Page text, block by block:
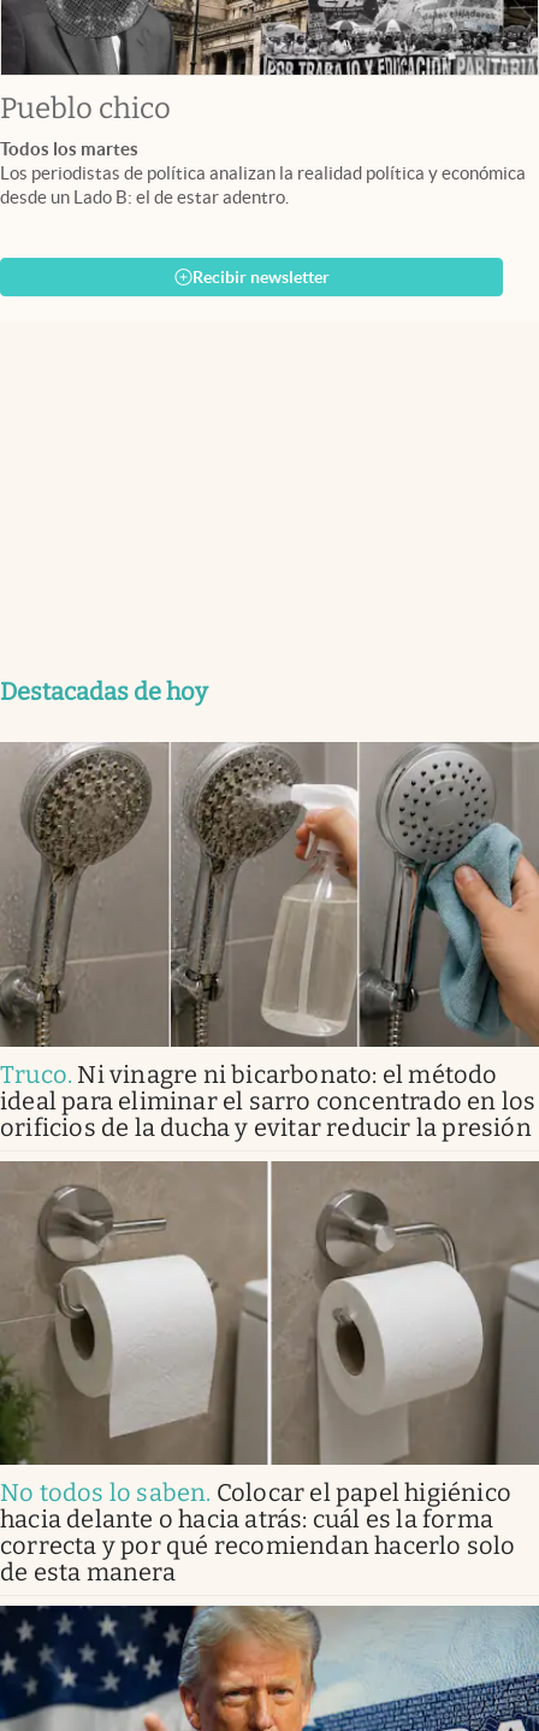
Pueblo chico
Todos los martes
Los periodistas de política analizan la realidad política y económica
desde un Lado B: el de estar adentro.
Recibir newsletter
Destacadas de hoy
Truco. Ni vinagre ni bicarbonato: el método
ideal para eliminar el sarro concentrado en los
orificios de la ducha y evitar reducir la presión
No todos lo saben. Colocar el papel higiénico
hacia delante o hacia atrás: cuál es la forma
correcta y por qué recomiendan hacerlo solo
de esta manera